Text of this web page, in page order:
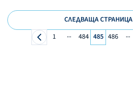
СЛЕДВАЩА СТРАНИЦА
1
... 484 485 486 ...